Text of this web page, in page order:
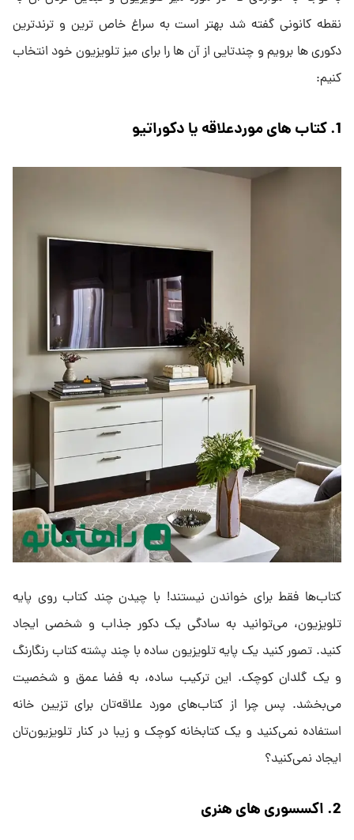
نقطه کانونی گفته شد بهتر است به سراغ خاص ترین و ترندترین
دکوری ها برویم و چندتایی از آن ها را برای میز تلویزیون خود انتخاب
کنیم:
1. کتاب های موردعلاقه یا دکوراتیو
کتاب‌ها فقط برای خواندن نیستند! با چیدن چند کتاب روی پایه
تلویزیون، می‌توانید به سادگی یک دکور جذاب و شخصی ایجاد
کنید. تصور کنید یک پایه تلویزیون ساده با چند پشته کتاب رنگارنگ
و یک گلدان کوچک. این ترکیب ساده، به فضا عمق و شخصیت
می‌بخشد. پس چرا از کتاب‌های مورد علاقه‌تان برای تزیین خانه
استفاده نمی‌کنید و یک کتابخانه کوچک و زیبا در کنار تلویزیون‌تان
ایجاد نمی‌کنید؟
2. اکسسوری های هنری